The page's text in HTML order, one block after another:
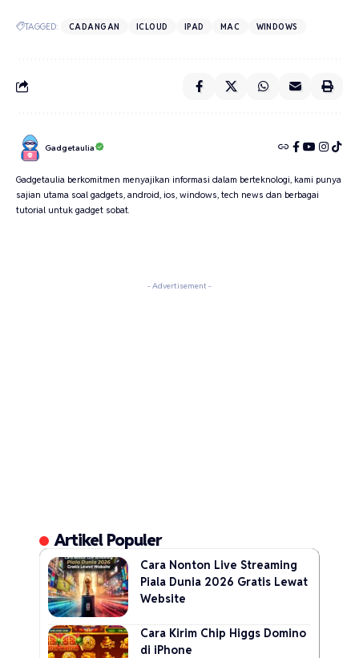
TAGGED: CADANGAN ICLOUD IPAD MAC WINDOWS
Gadgetaulia
Gadgetaulia berkomitmen menyajikan informasi dalam berteknologi, kami punya
sajian utama soal gadgets, android, ios, windows, tech news dan berbagai
tutorial untuk gadget sobat.
- Advertisement -
Artikel Populer
Cara Nonton Live Streaming
Piala Dunia 2026 Gratis Lewat
Website
Cara Kirim Chip Higgs Domino
di iPhone